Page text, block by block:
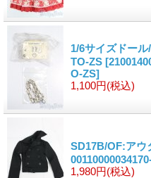
1/6サイズドー
TO-ZS
O-ZS]
1,100円(税込)
SD17B/OF:アウ
1,980円(税込)